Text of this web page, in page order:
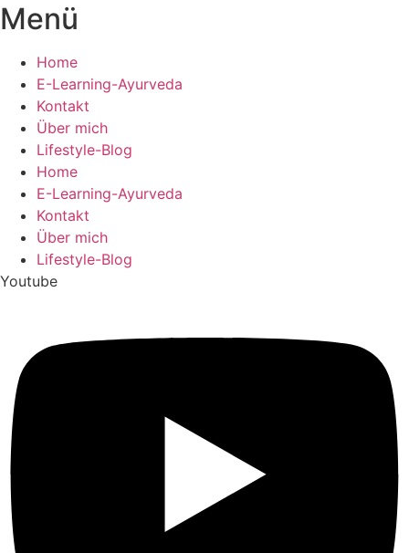
Menü
Home
E-Learning-Ayurveda
Kontakt
Über mich
Lifestyle-Blog
Home
E-Learning-Ayurveda
Kontakt
Über mich
Lifestyle-Blog
Youtube